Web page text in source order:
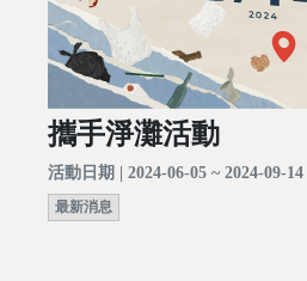
攜手淨灘活動
活動日期 | 2024-06-05 ~ 2024-09-14
最新消息